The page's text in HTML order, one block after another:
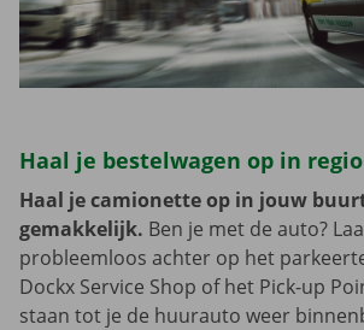
Haal je bestelwagen op in regio
Haal je camionette op in jouw
gemakkelijk. Ben je met de auto?
probleemloos achter op het
Dockx Service Shop of het Pick-up
staan tot je de huurauto weer